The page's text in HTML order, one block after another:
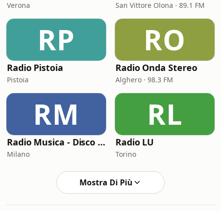
Verona San Vittore Olona · 89.1 FM
RP
Radio Pistoia
Pistoia
RO
Radio Onda Stereo
Alghero · 98.3 FM
RM
Radio Musica - Disco 'N' Dance
Milano
RL
Radio LU
Torino
Mostra Di Più